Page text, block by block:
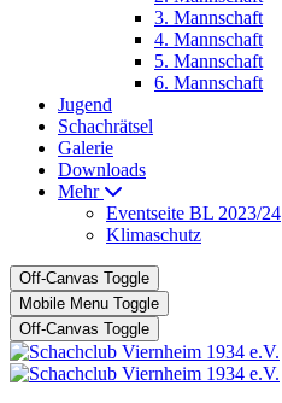
3. Mannschaft
4. Mannschaft
5. Mannschaft
6. Mannschaft
Jugend
Schachrätsel
Galerie
Downloads
Mehr
Eventseite BL 2023/24
Klimaschutz
Off-Canvas Toggle
Mobile Menu Toggle
Off-Canvas Toggle